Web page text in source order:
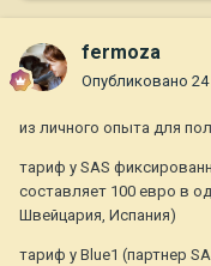
fermoza
Опубликовано
из личного опыта для
тариф у SAS
составляет 100 евро в
Швейцария, Испания)
тариф у Blue1 (партнер